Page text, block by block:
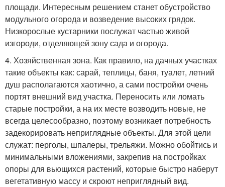
площади. Интересным решением станет обустройство
модульного огорода и возведение высоких грядок.
Низкорослые кустарники послужат частью живой
изгороди, отделяющей зону сада и огорода.
4. Хозяйственная зона. Как правило, на дачных участках
такие объекты как: сарай, теплицы, баня, туалет, летний
душ располагаются хаотично, а сами постройки очень
портят внешний вид участка. Переносить или ломать
старые постройки, а на их месте возводить новые, не
всегда целесообразно, поэтому возникает потребность
задекорировать неприглядные объекты. Для этой цели
служат: перголы, шпалеры, трельяжи. Можно обойтись и
минимальными вложениями, закрепив на постройках
опоры для вьющихся растений, которые быстро наберут
вегетативную массу и скроют неприглядный вид.